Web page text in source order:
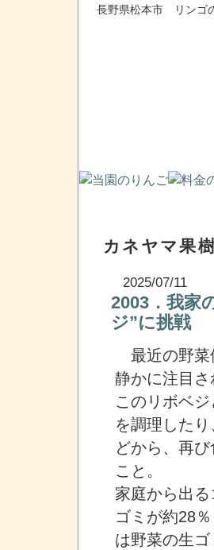
長野県松本市 リンゴ
カネヤマ果
2025/07/11
2003．我家
ジ”に挑戦
最近の野菜
静かに注目さ
このリボベ
を調理した
どから、再
こと。
家庭から出
ゴミが約28
は野菜の生